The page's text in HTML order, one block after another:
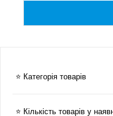
⭐ Категорія товарів
⭐ Кількість товарів у